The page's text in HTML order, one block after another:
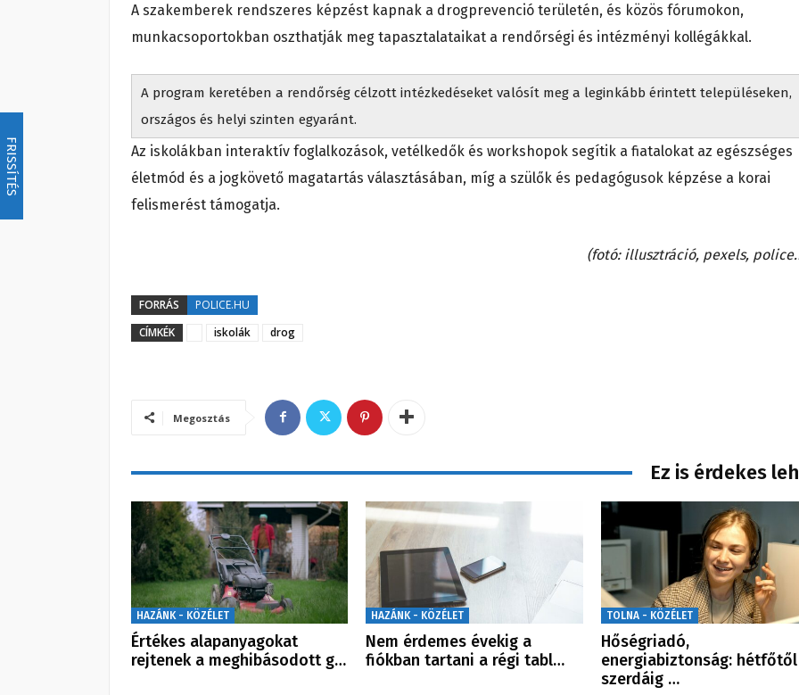
FRISSÍTÉS
A szakemberek rendszeres képzést kapnak a drogprevenció területén, és közös fórumokon,
munkacsoportokban oszthatják meg tapasztalataikat a rendőrségi és intézményi kollégákkal.
A program keretében a rendőrség célzott intézkedéseket valósít meg a leginkább érintett településeken,
országos és helyi szinten egyaránt.
Az iskolákban interaktív foglalkozások, vetélkedők és workshopok segítik a fiatalokat az egészséges
életmód és a jogkövető magatartás választásában, míg a szülők és pedagógusok képzése a korai
felismerést támogatja.
(fotó: illusztráció, pexels,
FORRÁS
POLICE.HU
CÍMKÉK
iskolák drog
Megosztás
Ez is érdekes
HAZÁNK - KÖZÉLET
Értékes alapanyagokat
rejtenek a meghibásodott g…
HAZÁNK - KÖZÉLET
Nem érdemes évekig a
fiókban tartani a régi tabl…
TOLNA - KÖZÉLET
Hőségriadó,
energiabiztonság: hétfőtől
szerdáig …